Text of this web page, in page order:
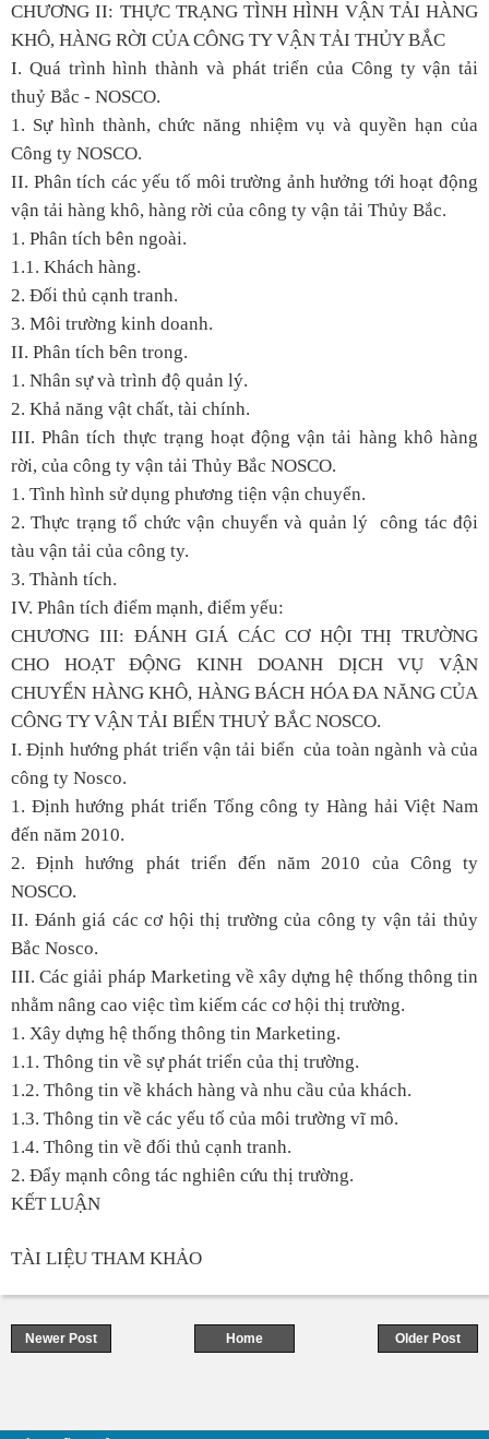
CHƯƠNG II: THỰC TRẠNG TÌNH HÌNH VẬN TẢI HÀNG
KHÔ, HÀNG RỜI CỦA CÔNG TY VẬN TẢI THỦY BẮC
I. Quá trình hình thành và phát triển của Công ty vận tải
thuỷ Bắc - NOSCO.
1. Sự hình thành, chức năng nhiệm vụ và quyền hạn của
Công ty NOSCO.
II. Phân tích các yếu tố môi trường ảnh hưởng tới hoạt động
vận tải hàng khô, hàng rời của công ty vận tải Thủy Bắc.
1. Phân tích bên ngoài.
1.1. Khách hàng.
2. Đối thủ cạnh tranh.
3. Môi trường kinh doanh.
II. Phân tích bên trong.
1. Nhân sự và trình độ quản lý.
2. Khả năng vật chất, tài chính.
III. Phân tích thực trạng hoạt động vận tải hàng khô hàng
rời, của công ty vận tải Thủy Bắc NOSCO.
1. Tình hình sử dụng phương tiện vận chuyển.
2. Thực trạng tổ chức vận chuyển và quản lý công tác đội
tàu vận tải của công ty.
3. Thành tích.
IV. Phân tích điểm mạnh, điểm yếu:
CHƯƠNG III: ĐÁNH GIÁ CÁC CƠ HỘI THỊ TRƯỜNG
CHO HOẠT ĐỘNG KINH DOANH DỊCH VỤ VẬN
CHUYỂN HÀNG KHÔ, HÀNG BÁCH HÓA ĐA NĂNG CỦA
CÔNG TY VẬN TẢI BIỂN THUỶ BẮC NOSCO.
I. Định hướng phát triển vận tải biển của toàn ngành và của
công ty Nosco.
1. Định hướng phát triển Tổng công ty Hàng hải Việt Nam
đến năm 2010.
2. Định hướng phát triển đến năm 2010 của Công ty
NOSCO.
II. Đánh giá các cơ hội thị trường của công ty vận tải thủy
Bắc Nosco.
III. Các giải pháp Marketing về xây dựng hệ thống thông tin
nhằm nâng cao việc tìm kiếm các cơ hội thị trường.
1. Xây dựng hệ thống thông tin Marketing.
1.1. Thông tin về sự phát triển của thị trường.
1.2. Thông tin về khách hàng và nhu cầu của khách.
1.3. Thông tin về các yếu tố của môi trường vĩ mô.
1.4. Thông tin về đối thủ cạnh tranh.
2. Đẩy mạnh công tác nghiên cứu thị trường.
KẾT LUẬN
TÀI LIỆU THAM KHẢO
Newer Post Older Post
Home